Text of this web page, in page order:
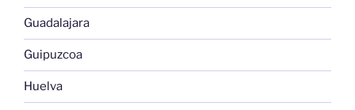
Guadalajara
Guipuzcoa
Huelva